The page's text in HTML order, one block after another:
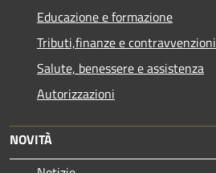
Educazione e formazione
Tributi,finanze e contravvenzioni
Salute, benessere e assistenza
Autorizzazioni
NOVITÀ